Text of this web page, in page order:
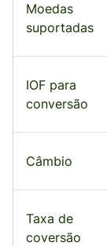
Moedas
suportadas
IOF para
conversão
Câmbio
Taxa de
coversão